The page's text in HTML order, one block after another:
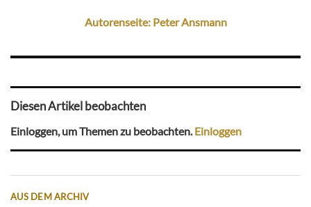
Autorenseite: Peter Ansmann
Diesen Artikel beobachten
Einloggen, um Themen zu beobachten.Einloggen
AUS DEM ARCHIV